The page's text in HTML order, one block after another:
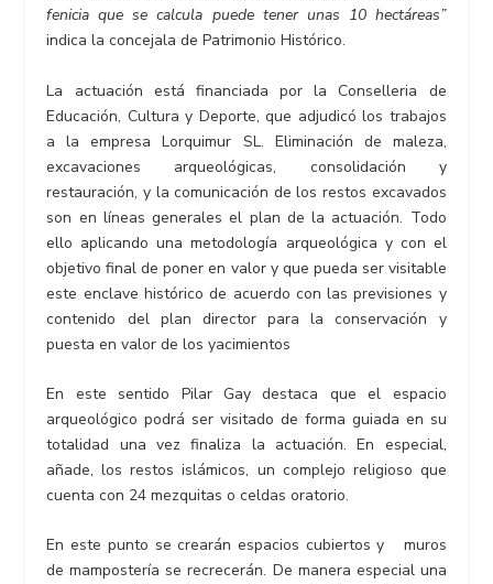
fenicia que se calcula puede tener unas 10 hectáreas”
indica la concejala de Patrimonio Histórico.
La actuación está financiada por la Conselleria de
Educación, Cultura y Deporte, que adjudicó los trabajos
a la empresa Lorquimur SL. Eliminación de maleza,
excavaciones arqueológicas, consolidación y
restauración, y la comunicación de los restos excavados
son en líneas generales el plan de la actuación. Todo
ello aplicando una metodología arqueológica y con el
objetivo final de poner en valor y que pueda ser visitable
este enclave histórico de acuerdo con las previsiones y
contenido del plan director para la conservación y
puesta en valor de los yacimientos
En este sentido Pilar Gay destaca que el espacio
arqueológico podrá ser visitado de forma guiada en su
totalidad una vez finaliza la actuación. En especial,
añade, los restos islámicos, un complejo religioso que
cuenta con 24 mezquitas o celdas oratorio.
En este punto se crearán espacios cubiertos y muros
de mampostería se recrecerán. De manera especial una